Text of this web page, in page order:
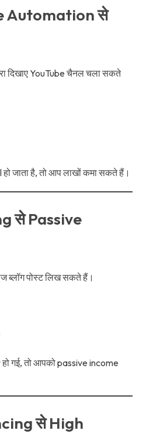
Automation से
दिखाए YouTube चैनल चला सकते
जाता है, तो आप लाखों कमा सकते हैं।
से Passive
ब्लॉग पोस्ट लिख सकते हैं।
गई, तो आपको passive income
से High